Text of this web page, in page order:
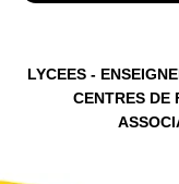
LYCEES -
CENTRES DE